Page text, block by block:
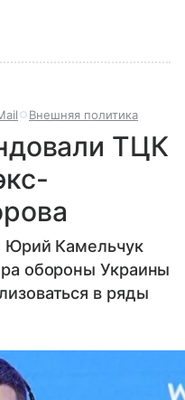
Внешняя политика
ТЦК
Юрий Камельчук
обороны Украины
в ряды